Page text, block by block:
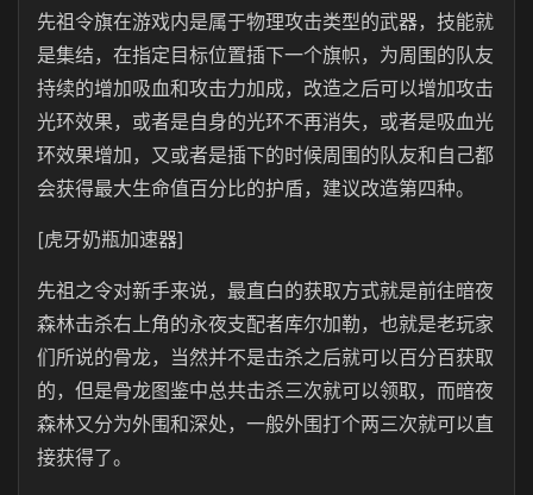
先祖令旗在游戏内是属于物理攻击类型的武器，技能就
是集结，在指定目标位置插下一个旗帜，为周围的队友
持续的增加吸血和攻击力加成，改造之后可以增加攻击
光环效果，或者是自身的光环不再消失，或者是吸血光
环效果增加，又或者是插下的时候周围的队友和自己都
会获得最大生命值百分比的护盾，建议改造第四种。
[虎牙奶瓶加速器]
先祖之令对新手来说，最直白的获取方式就是前往暗夜
森林击杀右上角的永夜支配者库尔加勒，也就是老玩家
们所说的骨龙，当然并不是击杀之后就可以百分百获取
的，但是骨龙图鉴中总共击杀三次就可以领取，而暗夜
森林又分为外围和深处，一般外围打个两三次就可以直
接获得了。